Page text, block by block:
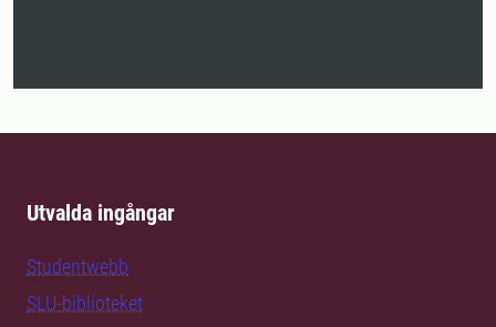
Utvalda ingångar
Studentwebb
SLU-biblioteket